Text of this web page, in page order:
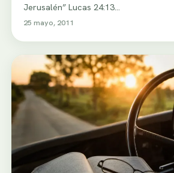
Jerusalén” Lucas 24:13…
25 mayo, 2011